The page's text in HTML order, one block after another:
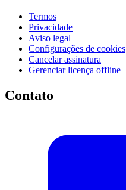
Termos
Privacidade
Aviso legal
Configurações de cookies
Cancelar assinatura
Gerenciar licença offline
Contato